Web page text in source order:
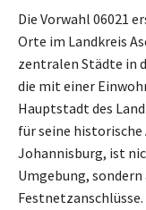
Die Vorwahl 06021
Orte im Landkreis
zentralen Städte in
die mit einer
Hauptstadt des
für seine
Johannisburg, ist
Umgebung,